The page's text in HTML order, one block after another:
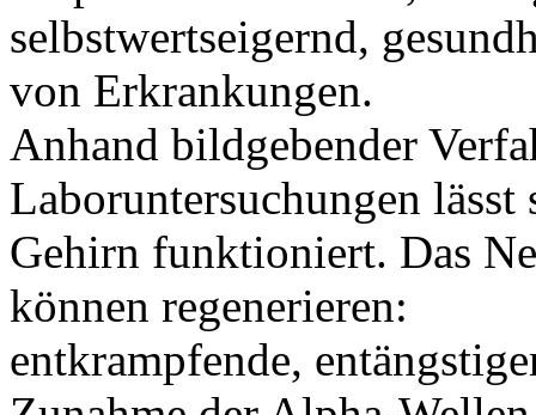
selbstwertseigernd,
von Erkrankungen.
Anhand bildgebender
Laboruntersuchungen
Gehirn funktioniert. Das
können regenerieren:
entkrampfende,